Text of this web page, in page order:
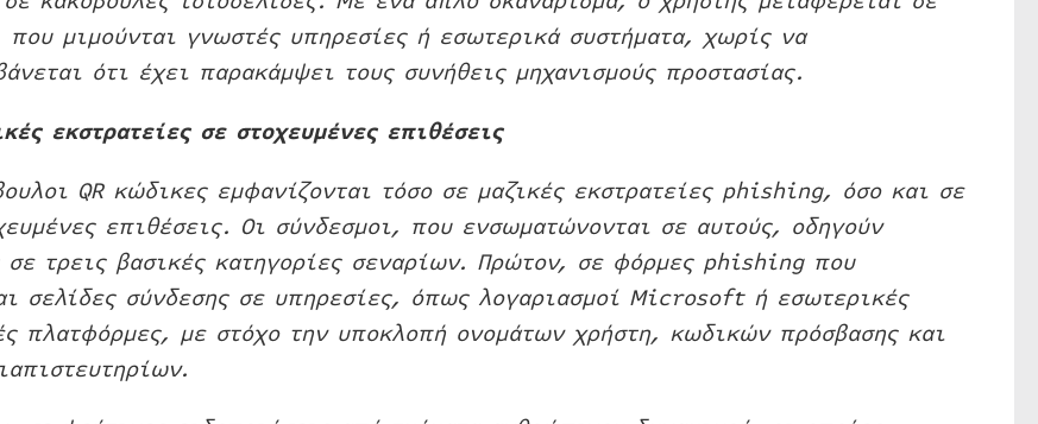
που μιμούνται γνωστές υπηρεσίες ή εσωτερικά συστήματα, χωρίς να
ότι έχει παρακάμψει τους συνήθεις μηχανισμούς προστασίας.
εκστρατείες σε στοχευμένες επιθέσεις
QR κώδικες εμφανίζονται τόσο σε μαζικές εκστρατείες phishing, όσο και σε
επιθέσεις. Οι σύνδεσμοι, που ενσωματώνονται σε αυτούς, οδηγούν
σε τρεις βασικές κατηγορίες σεναρίων. Πρώτον, σε φόρμες phishing που
σελίδες σύνδεσης σε υπηρεσίες, όπως λογαριασμοί Microsoft ή εσωτερικές
πλατφόρμες, με στόχο την υποκλοπή ονομάτων χρήστη, κωδικών πρόσβασης και